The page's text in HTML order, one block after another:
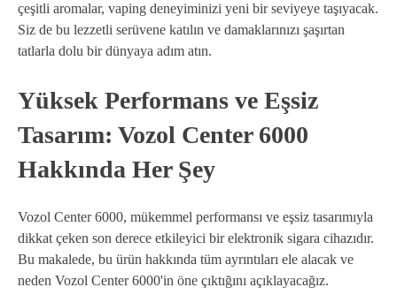
çeşitli aromalar, vaping deneyiminizi yeni bir seviyeye taşıyacak.
Siz de bu lezzetli serüvene katılın ve damaklarınızı şaşırtan
tatlarla dolu bir dünyaya adım atın.
Yüksek Performans ve Eşsiz
Tasarım: Vozol Center 6000
Hakkında Her Şey
Vozol Center 6000, mükemmel performansı ve eşsiz tasarımıyla
dikkat çeken son derece etkileyici bir elektronik sigara cihazıdır.
Bu makalede, bu ürün hakkında tüm ayrıntıları ele alacak ve
neden Vozol Center 6000'in öne çıktığını açıklayacağız.